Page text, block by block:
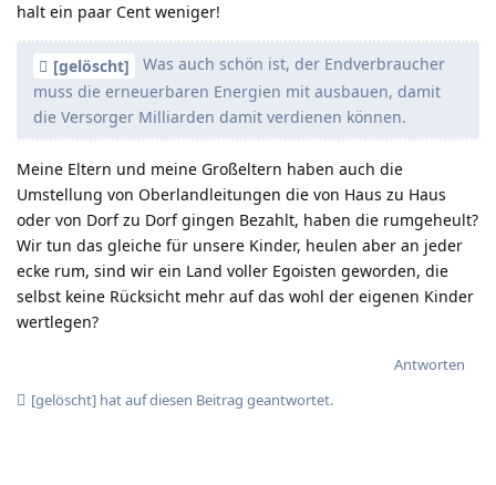
halt ein paar Cent weniger!
[gelöscht]
Was auch schön ist, der Endverbraucher
muss die erneuerbaren Energien mit ausbauen, damit
die Versorger Milliarden damit verdienen können.
Meine Eltern und meine Großeltern haben auch die
Umstellung von Oberlandleitungen die von Haus zu Haus
oder von Dorf zu Dorf gingen Bezahlt, haben die rumgeheult?
Wir tun das gleiche für unsere Kinder, heulen aber an jeder
ecke rum, sind wir ein Land voller Egoisten geworden, die
selbst keine Rücksicht mehr auf das wohl der eigenen Kinder
wertlegen?
Antworten
[gelöscht] hatauf diesen Beitrag geantwortet.